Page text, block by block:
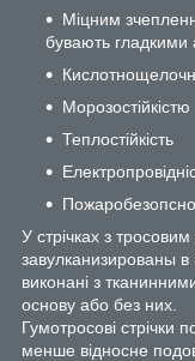
Міцним
бувають гладкими
Морозостійкістю
Теплостійкість
У стрічках з
завулканизированы в
виконані з
основу або без них.
Гумотросові стрічки
менше відносне